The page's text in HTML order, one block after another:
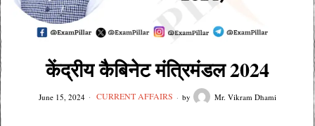
केंद्रीय कैबिनेट मंत्रिमंडल 2024
June 15, 2024 CURRENT AFFAIRS by Mr. Vikram Dhami